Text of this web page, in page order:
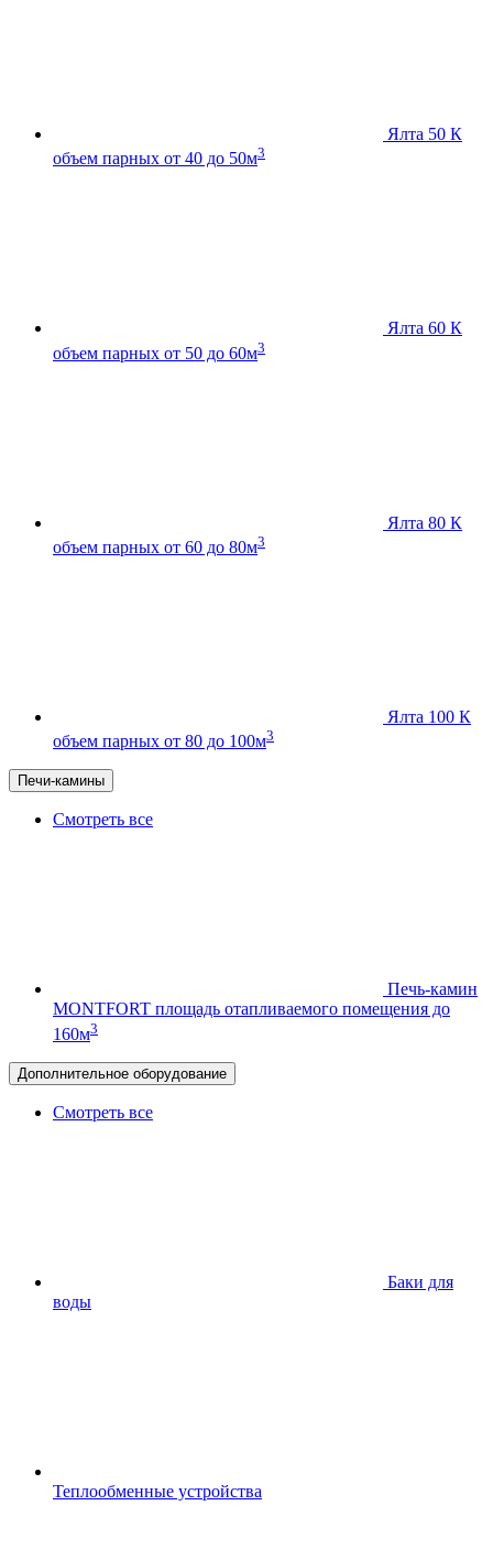
Ялта 50 К
объем парных от 40 до 50м3
Ялта 60 К
объем парных от 50 до 60м3
Ялта 80 К
объем парных от 60 до 80м3
Ялта 100 К
объем парных от 80 до 100м3
Печи-камины
Смотреть все
Печь-камин
MONTFORT площадь отапливаемого помещения до
160м3
Дополнительное оборудование
Смотреть все
Баки для
воды
Теплообменные устройства